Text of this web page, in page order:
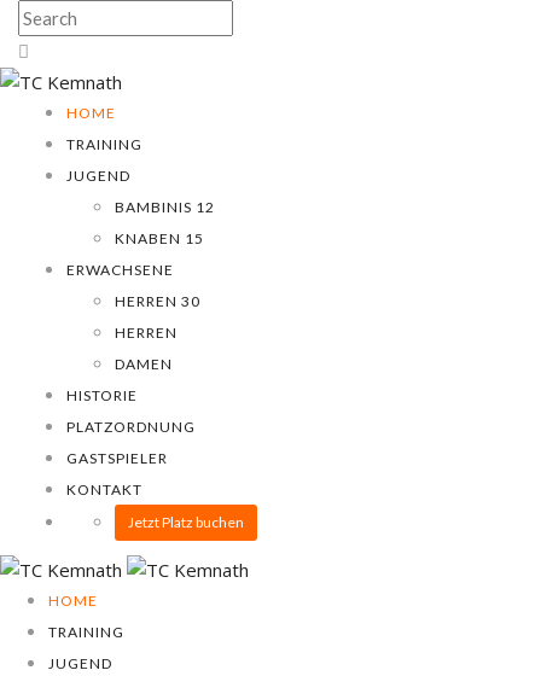
HOME
TRAINING
JUGEND
BAMBINIS 12
KNABEN 15
ERWACHSENE
HERREN 30
HERREN
DAMEN
HISTORIE
PLATZORDNUNG
GASTSPIELER
KONTAKT
Jetzt Platz buchen
HOME
TRAINING
JUGEND